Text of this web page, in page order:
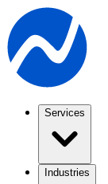
Services
Industries